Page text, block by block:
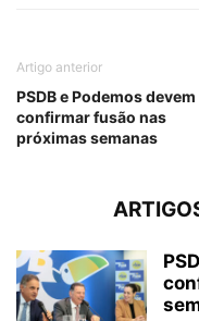
Artigo anterior
PSDB e Podemos devem
confirmar fusão nas
próximas semanas